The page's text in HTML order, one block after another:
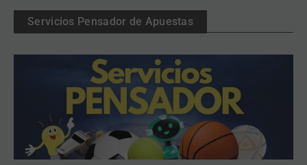
Servicios Pensador de Apuestas